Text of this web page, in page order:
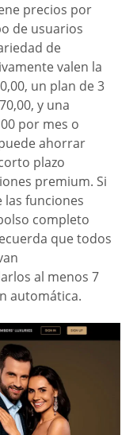
precios por
de usuarios
de
valen la
un plan de 3
y una
por mes o
ahorrar
plazo
premium. Si
las funciones
completo
que todos
al menos 7
automática.